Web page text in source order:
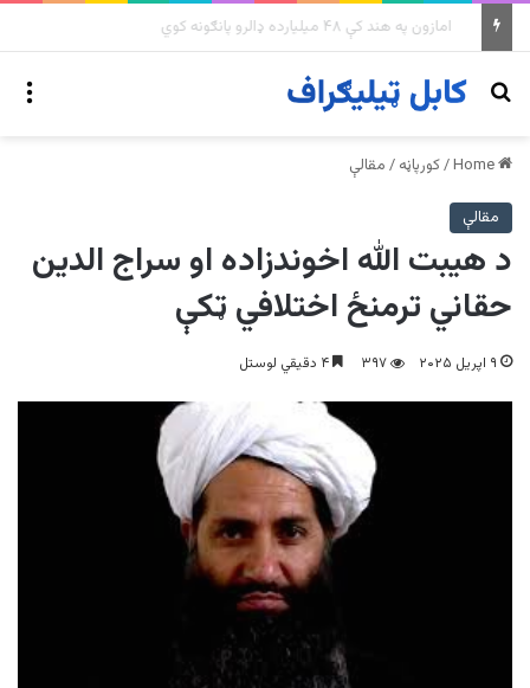
په وینزویلا کې زورورو زلزلو پراخ زیانونه اړولي
Search for
/کورپاڼه / مقالې
مقالې
د هیبت الله اخوندزاده او سراج الدین
حقاني ترمنځ اختلافي ټکې
۹ اپریل ۲۰۲۵ ۳۹۷